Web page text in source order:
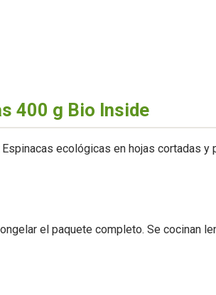
400 g Bio Inside
Espinacas ecológicas en hojas cortadas
el paquete completo. Se cocinan